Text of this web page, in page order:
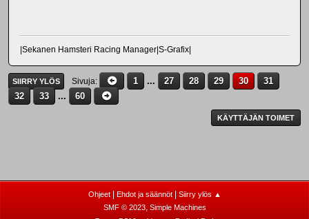
|Sekanen Hamsteri Racing Manager|S-Grafix|
SIIRRY YLÖS Sivuja 1 ... 27 28 29 30
31
32
33 ... 60
KÄYTTÄJÄN TOIMET
Ohjeet| Ehdot ja säännöt|
Siirry ylös ▲
SMF © 2023, Simple Machines